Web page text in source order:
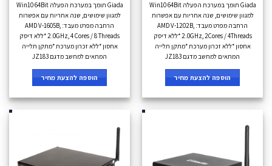
Giada תומך במערכת הפעלה Win10 64Bit
למגוון שימושים, שנה אחריות עם אפשרות
הרחבה מפרט מעבד: AMD V-1202B,
2.0GHz, 2Cores / 4Threads *ללא דיסק
אחסון *ללא זכרון מערכת *מתקן תלייה
המתאים למחשב מדגם JZ183
הוספה להצעת מחיר
Giada תומך במערכת הפעלה Win10 64Bit
למגוון שימושים, שנה אחריות עם אפשרות
הרחבה מפרט מעבד: AMD V-1605B,
2.0GHz, 4 Cores / 8 Threads *ללא דיסק
אחסון *ללא זכרון מערכת *מתקן תלייה
המתאים למחשב מדגם JZ183
הוספה להצעת מחיר